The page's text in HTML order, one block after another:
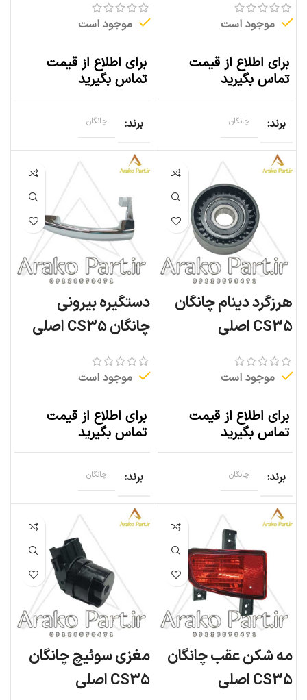
موجود است
برای اطلاع از قیمت
تماس بگیرید
برند چانگان
موجود است
برای اطلاع از قیمت
تماس بگیرید
برند چانگان
هرزگرد دینام چانگان
CS35 اصلی
موجود است
برای اطلاع از قیمت
تماس بگیرید
برند چانگان
دستگیره بیرونی
چانگان CS35 اصلی
موجود است
برای اطلاع از قیمت
تماس بگیرید
برند چانگان
مه شکن عقب چانگان
CS35 اصلی
مغزی سوئیچ چانگان
CS35 اصلی